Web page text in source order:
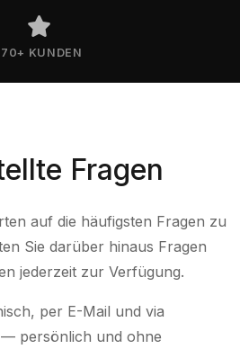
KUNDEN
Fragen
auf die häufigsten Fragen zu
Sie darüber hinaus Fragen
jederzeit zur Verfügung.
per E-Mail und via
persönlich und ohne